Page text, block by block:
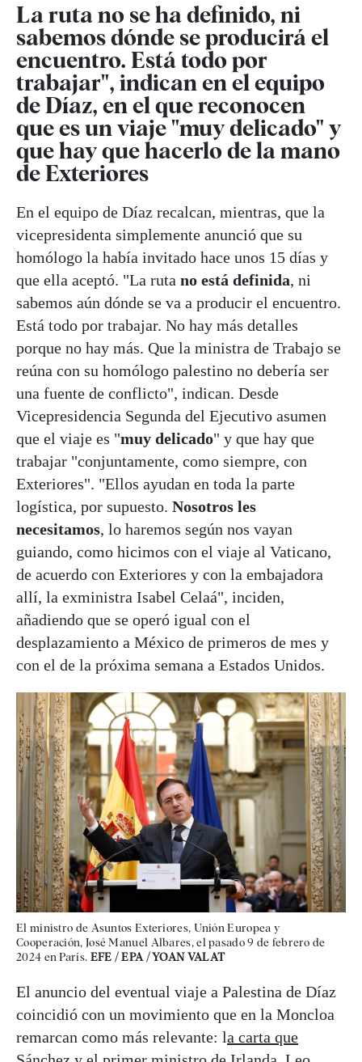
La ruta no se ha definido, ni
sabemos dónde se producirá el
encuentro. Está todo por
trabajar", indican en el equipo
de Díaz, en el que reconocen
que es un viaje "muy delicado" y
que hay que hacerlo de la mano
de Exteriores
En el equipo de Díaz recalcan, mientras, que la
vicepresidenta simplemente anunció que su
homólogo la había invitado hace unos 15 días y
que ella aceptó. "La ruta no está definida, ni
sabemos aún dónde se va a producir el encuentro.
Está todo por trabajar. No hay más detalles
porque no hay más. Que la ministra de Trabajo se
reúna con su homólogo palestino no debería ser
una fuente de conflicto", indican. Desde
Vicepresidencia Segunda del Ejecutivo asumen
que el viaje es "muy delicado" y que hay que
trabajar "conjuntamente, como siempre, con
Exteriores". "Ellos ayudan en toda la parte
logística, por supuesto. Nosotros les
necesitamos, lo haremos según nos vayan
guiando, como hicimos con el viaje al Vaticano,
de acuerdo con Exteriores y con la embajadora
allí, la exministra Isabel Celaá", inciden,
añadiendo que se operó igual con el
desplazamiento a México de primeros de mes y
con el de la próxima semana a Estados Unidos.
El ministro de Asuntos Exteriores, Unión Europea y
Cooperación, José Manuel Albares, el pasado 9 de febrero de
2024 en París. EFE / EPA / YOAN VALAT
El anuncio del eventual viaje a Palestina de Díaz
coincidió con un movimiento que en la Moncloa
remarcan como más relevante: la carta que